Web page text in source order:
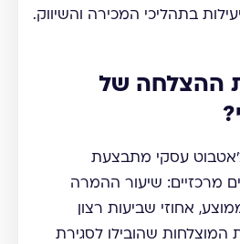
בתהליכי המכירה והשיווק.
ההצלחה של
עסקי מתבצעת
מרכזיים: שיעור ההמרה
אחוזי שביעות רצון
המוצלחות שהובילו לסגירת